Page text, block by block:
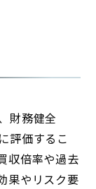
財務健全
評価するこ
収倍率や過去
果やリスク要